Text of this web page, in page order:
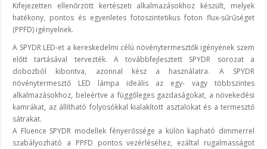
Kifejezetten ellenőrzött kertészeti alkalmazásokhoz készült, melyek
hatékony, pontos és egyenletes fotoszintetikus foton flux-sűrűséget
(PPFD) igényelnek.
A SPYDR LED-et a kereskedelmi célú növénytermesztők igényének szem
előtt tartásával tervezték. A továbbfejlesztett SPYDR sorozat a
dobozból kibontva, azonnal kész a használatra. A SPYDR
növénytermesztő LED lámpa ideális az egy- vagy többszintes
alkalmazásokhoz, beleértve a függőleges gazdaságokat, a növekedési
kamrákat, az állítható folyosókkal kialakított asztalokat és a termesztő
sátrakat.
A Fluence SPYDR modellek fényerőssége a külön kapható dimmerrel
szabályozható a PPFD pontos vezérléséhez, ezáltal rugalmasságot